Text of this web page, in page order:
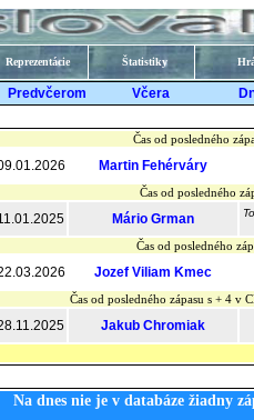
Reprezentácie Štatistiky
Predvčerom Včera
Čas od posledného
Martin Fehérváry
Čas od posledného
Mário Grman
Čas od posledného
Jozef Viliam Kmec
Čas od posledného zápasu s + 4
Jakub Chromiak
Na dnes nie je v databáze žiadny